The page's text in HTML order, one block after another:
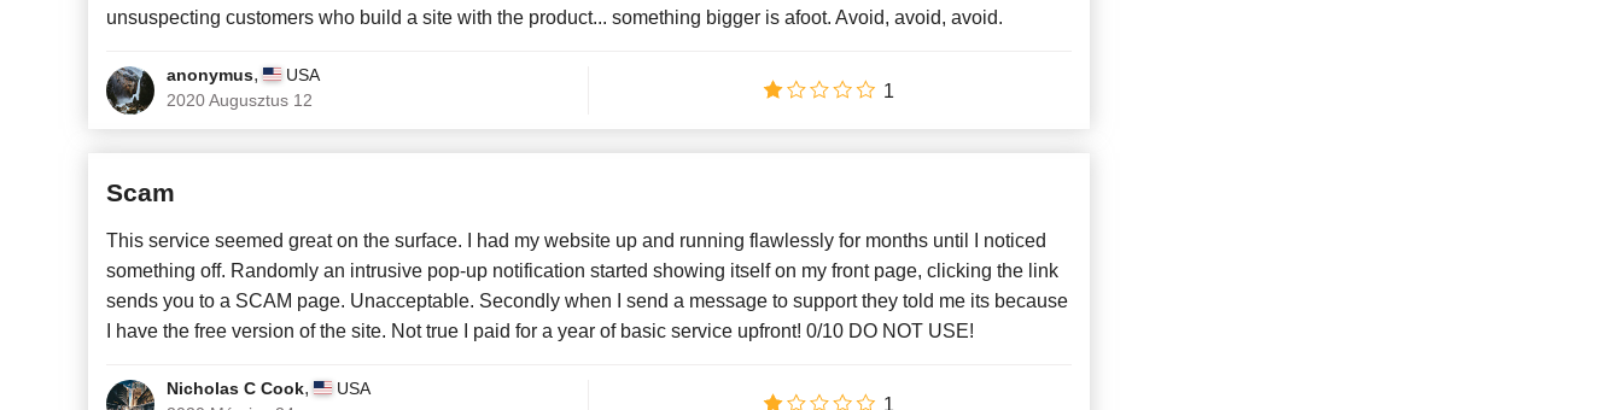
unsuspecting customers who build a site with the product... something bigger is afoot. Avoid, avoid, avoid.
anonymus,
USA
2020 Augusztus 12
1
Scam
This service seemed great on the surface. I had my website up and running flawlessly for months until I noticed
something off. Randomly an intrusive pop-up notification started showing itself on my front page, clicking the link
sends you to a SCAM page. Unacceptable. Secondly when I send a message to support they told me its because
I have the free version of the site. Not true I paid for a year of basic service upfront! 0/10 DO NOT USE!
Nicholas C Cook,
USA
1